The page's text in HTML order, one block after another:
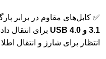
✅ کابل‌های مقاوم در برابر
3.1 و USB 4.0
برای انتقال
انتظار برای شارژ و انتقال